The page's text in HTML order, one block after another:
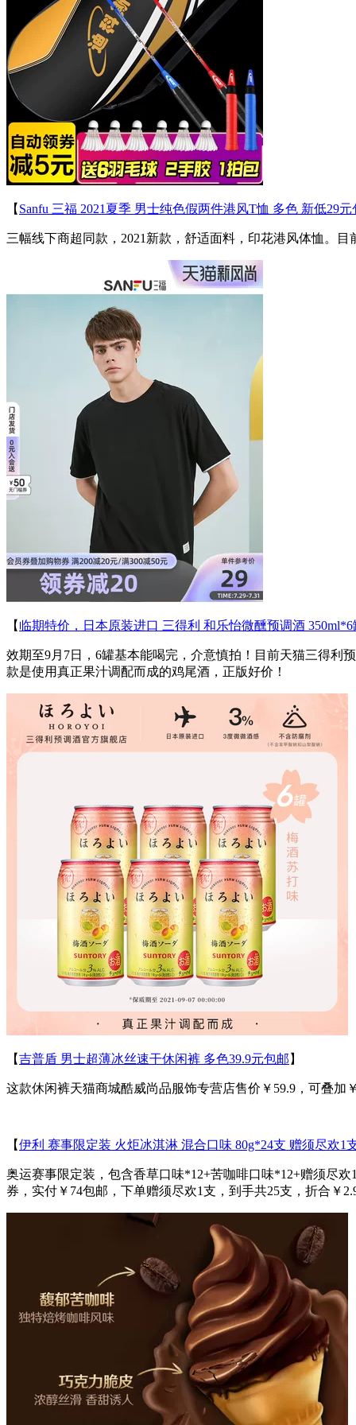
【 Sanfu 三福 2021夏季 男士纯色假两件港风T恤 多色 新低29元
三幅线下商超同款，2021新款，舒适面料，印花港风体恤。
【 临期特价，日本原装进口 三得利 和乐怡微醺预调酒 350ml*6
效期至9月7日，6罐基本能喝完，介意慎拍！目前天猫三得利
款是使用真正果汁调配而成的鸡尾酒，正版好价！
【吉普盾 男士超薄冰丝速干休闲裤 多色39.9元包邮 】
这款休闲裤天猫商城酷威尚品服饰专营店售价￥59.9，可叠
【伊利 赛事限定装 火炬冰淇淋 混合口味 80g*24支 赠须尽欢1
奥运赛事限定装，包含香草口味*12+苦咖啡口味*12+赠须尽
券，实付￥74包邮，下单赠须尽欢1支，到手共25支，折合￥